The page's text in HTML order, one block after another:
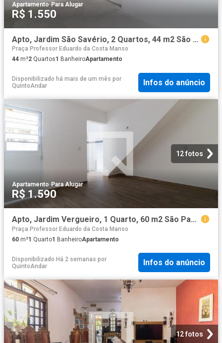
Apartamento·Para Alugar
R$ 1.550
Apto, Jardim São Savério, 2 Quartos, 44 m2 São Paulo
Praça Professor Eduardo da Costa Manso
44 m²2 Quartos1 BanheiroApartamento
Disponibilizado há mais de um mês por
QuintoAndar
Infos do anúncio
12 fotos
Apartamento· Para Alugar
R$ 1.590
Apto, Jardim Vergueiro, 1 Quarto, 60 m2 São Paulo
Praça Professor Eduardo da Costa Manso
60 m²1 Quarto1 BanheiroApartamento
Disponibilizado Há 2 semanas por
QuintoAndar
Infos do anúncio
12 fotos